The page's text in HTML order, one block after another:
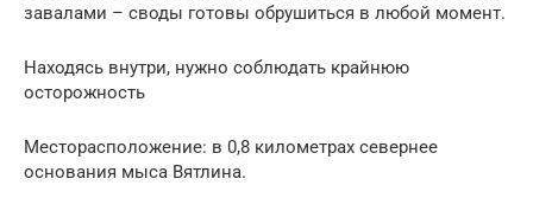
завалами – своды готовы обрушиться в любой момент.
Находясь внутри, нужно соблюдать крайнюю
осторожность
Месторасположение: в 0,8 километрах севернее
основания мыса Вятлина.